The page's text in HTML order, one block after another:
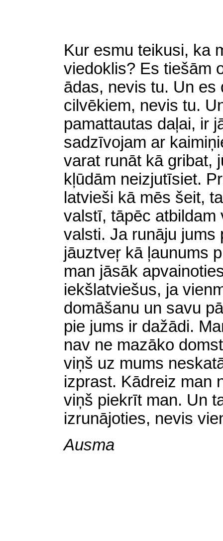
Kur esmu teikusi, ka
viedoklis? Es tiešām
ādas, nevis tu. Un
cilvēkiem, nevis tu.
pamattautas daļai, ir
sadzīvojam ar
varat runāt kā gribat,
kļūdām neizjutīsiet.
latvieši kā mēs šeit,
valstī, tāpēc
valsti. Ja runāju jums
jāuztveŗ kā ļaunums
man jāsāk
iekšlatviešus, ja
domāšanu un savu
pie jums ir dažādi.
nav ne mazāko
viņš uz mums
izprast. Kādreiz man
viņš piekrīt man. Un
izrunājoties, nevis
Ausma